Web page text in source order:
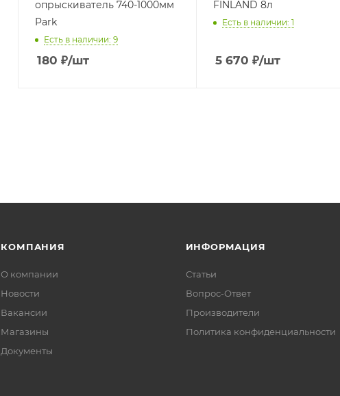
опрыскиватель 740-1000мм
Park
Есть в наличии: 9
180 ₽/шт
FINLAND 8л
Есть в наличии: 1
5 670 ₽/шт
КОМПАНИЯ
О компании
Новости
Вакансии
Магазины
Документы
ИНФОРМАЦИЯ
Статьи
Вопрос-Ответ
Производители
Политика конфиденциальности